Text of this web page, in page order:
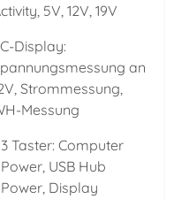
5V, 12V, 19V
Display:
an
Strommessung,
Messung
3 Taster: Computer
Power, USB Hub
Power, Display